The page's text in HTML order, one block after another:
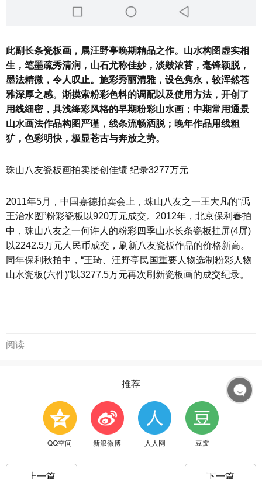
此副长条瓷板画，属汪野亭晚期精品之作。山水构图虚实相
生，笔墨疏秀清润，山石尤称佳妙，淡皴浓苔，毫锋颖脱，
墨法精微，令人叹止。施彩秀丽清雅，设色隽永，较浑然苍
雅深厚之感。渐摸索粉彩色料的调配以及使用方法，开创了
用线细密，具浅绛彩风格的早期粉彩山水画；中期常用通景
山水画法作品构图严谨，线条流畅洒脱；晚年作品用线粗
犷，色彩明快，极显苍古与奔放之势。
珠山八友瓷板画拍卖屡创佳绩 纪录3277万元
2011年5月，中国嘉德拍卖会上，珠山八友之一王大凡的“禹
王治水图”粉彩瓷板以920万元成交。2012年，北京保利春拍
中，珠山八友之一何许人的粉彩四季山水长条瓷板挂屏(4屏)
以2242.5万元人民币成交，刷新八友瓷板作品的价格新高。
同年保利秋拍中，“王琦、汪野亭民国重要人物选制粉彩人物
山水瓷板(六件)”以3277.5万元再次刷新瓷板画的成交纪录。
阅读
推荐
QQ空间 新浪微博 人人网 豆瓣
上一篇 下一篇